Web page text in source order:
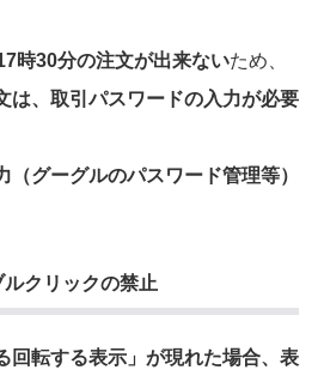
時30分の注文が出来ないため、
は、取引パスワードの入力が必要
（グーグルのパスワード管理等）
クリックの禁止
回転する表示」が現れた場合、表